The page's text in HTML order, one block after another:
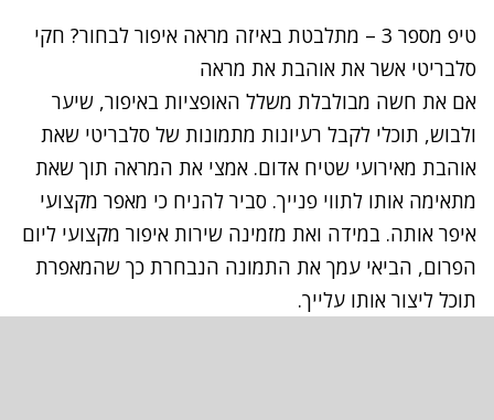
טיפ מספר 3 – מתלבטת באיזה מראה איפור לבחור? חקי
סלבריטי אשר את אוהבת את מראה
אם את חשה מבולבלת משלל האופציות באיפור, שיער
ולבוש, תוכלי לקבל רעיונות מתמונות של סלבריטי שאת
אוהבת מאירועי שטיח אדום. אמצי את המראה תוך שאת
מתאימה אותו לתווי פנייך. סביר להניח כי מאפר מקצועי
איפר אותה. במידה ואת מזמינה שירות איפור מקצועי ליום
הפרום, הביאי עמך את התמונה הנבחרת כך שהמאפרת
תוכל ליצור אותו עלייך.